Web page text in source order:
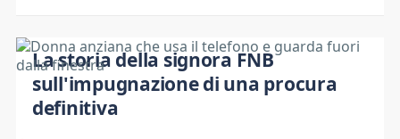
La storia della signora FNB
sull'impugnazione di una procura
definitiva